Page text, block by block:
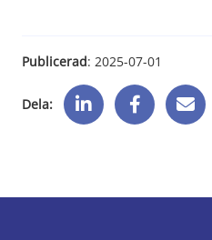
Publicerad: 2025-07-01
Dela: